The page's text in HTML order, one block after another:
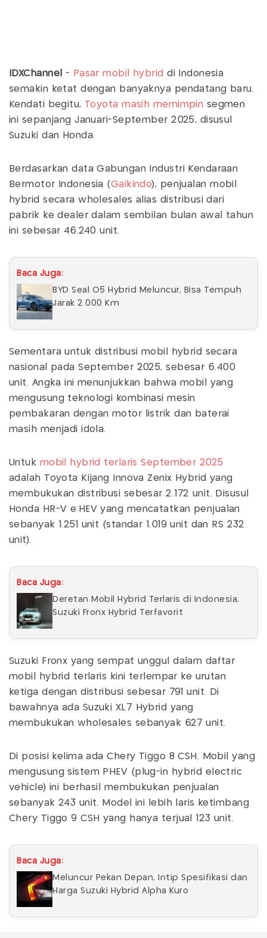
IDXChannel - Pasar mobil hybrid di Indonesia
semakin ketat dengan banyaknya pendatang baru.
Kendati begitu, Toyota masih memimpin segmen
ini sepanjang Januari-September 2025, disusul
Suzuki dan Honda.
Berdasarkan data Gabungan Industri Kendaraan
Bermotor Indonesia (Gaikindo), penjualan mobil
hybrid secara wholesales alias distribusi dari
pabrik ke dealer dalam sembilan bulan awal tahun
ini sebesar 46.240 unit.
Baca Juga:
BYD Seal O5 Hybrid Meluncur, Bisa Tempuh
Jarak 2.000 Km
Sementara untuk distribusi mobil hybrid secara
nasional pada September 2025, sebesar 6.400
unit. Angka ini menunjukkan bahwa mobil yang
mengusung teknologi kombinasi mesin
pembakaran dengan motor listrik dan baterai
masih menjadi idola.
Untuk mobil hybrid terlaris September 2025
adalah Toyota Kijang Innova Zenix Hybrid yang
membukukan distribusi sebesar 2.172 unit. Disusul
Honda HR-V e:HEV yang mencatatkan penjualan
sebanyak 1.251 unit (standar 1.019 unit dan RS 232
unit).
Baca Juga:
Deretan Mobil Hybrid Terlaris di Indonesia,
Suzuki Fronx Hybrid Terfavorit
Suzuki Fronx yang sempat unggul dalam daftar
mobil hybrid terlaris kini terlempar ke urutan
ketiga dengan distribusi sebesar 791 unit. Di
bawahnya ada Suzuki XL7 Hybrid yang
membukukan wholesales sebanyak 627 unit.
Di posisi kelima ada Chery Tiggo 8 CSH. Mobil yang
mengusung sistem PHEV (plug-in hybrid electric
vehicle) ini berhasil membukukan penjualan
sebanyak 243 unit. Model ini lebih laris ketimbang
Chery Tiggo 9 CSH yang hanya terjual 123 unit.
Baca Juga:
Meluncur Pekan Depan, Intip Spesifikasi dan
Harga Suzuki Hybrid Alpha Kuro